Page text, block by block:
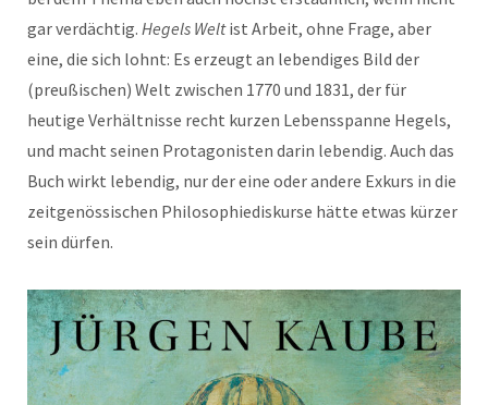
gar verdächtig. Hegels Weltist Arbeit, ohne Frage, aber
eine, die sich lohnt: Es erzeugt an lebendiges Bild der
(preußischen) Welt zwischen 1770 und 1831, der für
heutige Verhältnisse recht kurzen Lebensspanne Hegels,
und macht seinen Protagonisten darin lebendig. Auch das
Buch wirkt lebendig, nur der eine oder andere Exkurs in die
zeitgenössischen Philosophiediskurse hätte etwas kürzer
sein dürfen.